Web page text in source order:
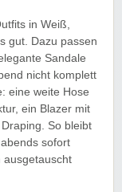
in Weiß,
gut. Dazu passen
Sandale
nicht komplett
eine weite Hose
ein Blazer mit
So bleibt
sofort
ausgetauscht